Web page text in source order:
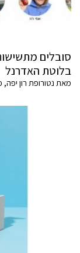
סובלים
בלוטת האדרנל
מאת נטורופת רון יפה,